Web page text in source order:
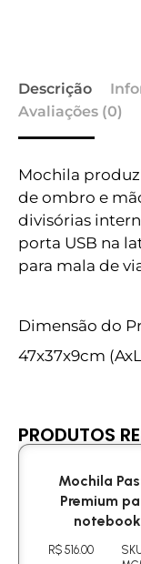
Descrição
Avaliações (0)
Mochila
de ombro e
divisórias
porta USB na
para mala de
Dimensão do
47x37x9cm
PRODUTOS
Mochila
Premium
notebook
R$ 516.00